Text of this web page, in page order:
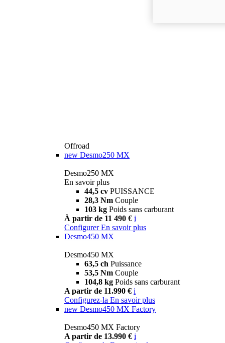
Offroad
new Desmo250 MX
Desmo250 MX
En savoir plus
44,5 cv PUISSANCE
28,3 Nm Couple
103 kg Poids sans carburant
À partir de 11 490 € i
Configurer En savoir plus
Desmo450 MX
Desmo450 MX
63,5 ch Puissance
53,5 Nm Couple
104,8 kg Poids sans carburant
A partir de 11.990 € i
Configurez-la En savoir plus
new Desmo450 MX Factory
Desmo450 MX Factory
A partir de 13.990 € i